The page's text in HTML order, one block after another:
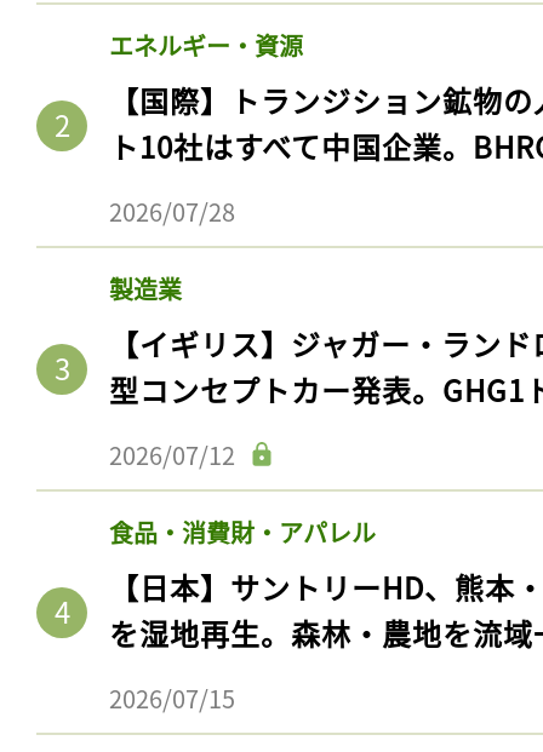
エネルギー・資源
【国際】トランジション鉱物
ト10社はすべて中国企業。
2026/07/28
製造業
【イギリス】ジャガー・ラン
型コンセプトカー発表。GHG1
2026/07/12
食品・消費財・アパレル
【日本】サントリーHD、熊本
を湿地再生。森林・農地を流
2026/07/15